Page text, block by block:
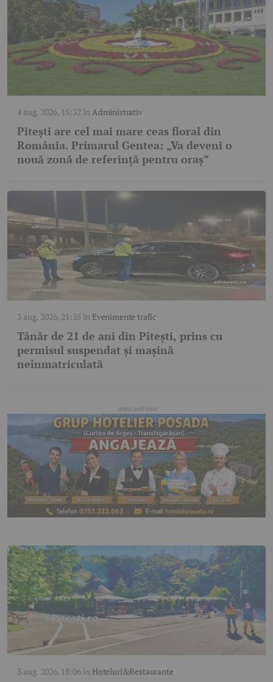
4 aug. 2026, 15:32 înAdministrativ
Pitești are cel mai mare ceas floral din
România. Primarul Gentea: „Va deveni o
nouă zonă de referință pentru oraș”
3 aug. 2026, 21:35 în Evenimente trafic
Tânăr de 21 de ani din Pitești, prins cu
permisul suspendat și mașină
neînmatriculată
3 aug. 2026, 18:06în Hoteluri&Restaurante